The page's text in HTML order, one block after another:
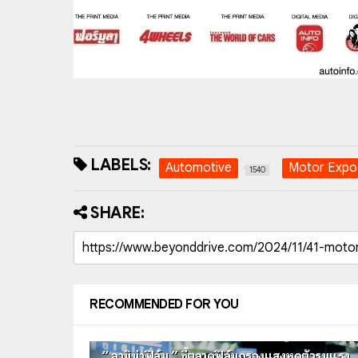
LABELS: Automotive 1540 Motor Expo
SHARE:
RECOMMENDED FOR YOU